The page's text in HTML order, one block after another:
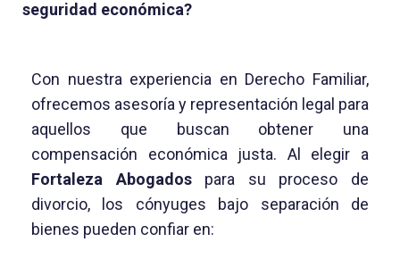
seguridad económica?
Con nuestra experiencia en Derecho Familiar,
ofrecemos asesoría y representación legal para
aquellos que buscan obtener una
compensación económica justa. Al elegir a
Fortaleza Abogados para su proceso de
divorcio, los cónyuges bajo separación de
bienes pueden confiar en: